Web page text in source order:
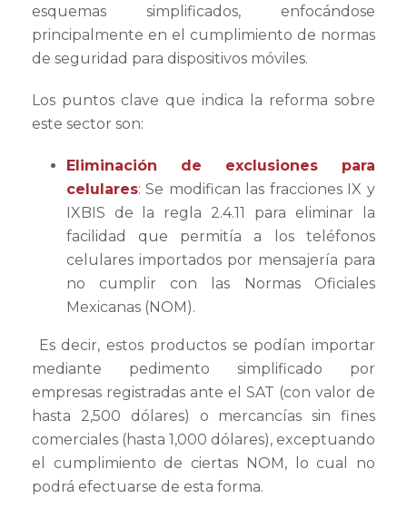
esquemas simplificados, enfocándose
principalmente en el cumplimiento de normas
de seguridad para dispositivos móviles.
Los puntos clave que indica la reforma sobre
este sector son:
Eliminación de exclusiones para
celulares: Se modifican las fracciones IX y
IXBIS de la regla 2.4.11 para eliminar la
facilidad que permitía a los teléfonos
celulares importados por mensajería para
no cumplir con las Normas Oficiales
Mexicanas (NOM).
Es decir, estos productos se podían importar
mediante pedimento simplificado por
empresas registradas ante el SAT (con valor de
hasta 2,500 dólares) o mercancías sin fines
comerciales (hasta 1,000 dólares), exceptuando
el cumplimiento de ciertas NOM, lo cual no
podrá efectuarse de esta forma.